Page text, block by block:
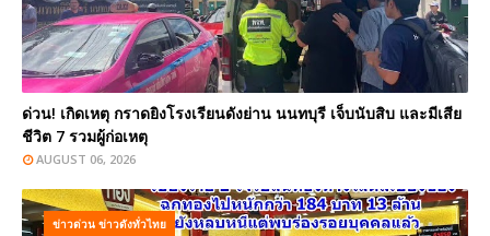
ด่วน! เกิดเหตุ กราดยิงโรงเรียนดังย่าน นนทบุรี เจ็บนับสิบ และมีเสีย
ชีวิต 7 รวมผู้ก่อเหตุ
AUGUST 06, 2026
ข่าวด่วน ข่าวดังทั่วไทย